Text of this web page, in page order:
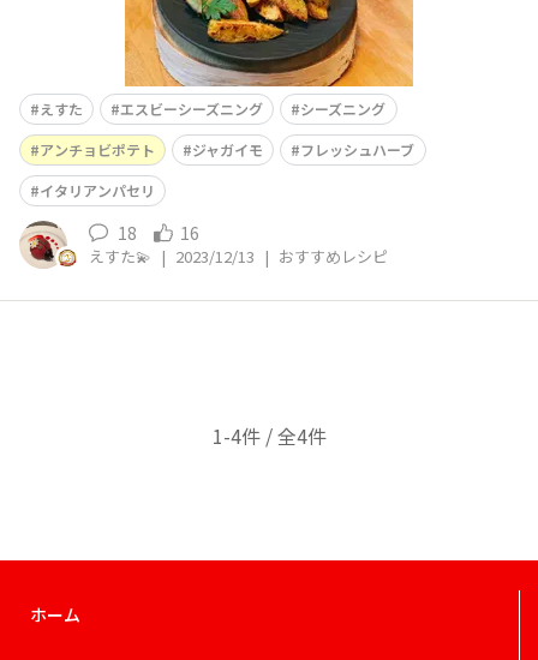
えすた エスビーシーズニング
シーズニング
アンチョビポテト
ジャガイモ
フレッシュハーブ
イタリアンパセリ
18 16
えすた💫 | 2023/12/13 | おすすめレシピ
1-4件 / 全4件
ホーム